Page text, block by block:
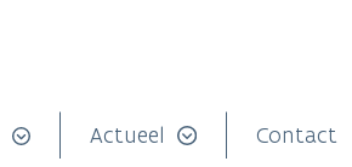
Actueel Contact